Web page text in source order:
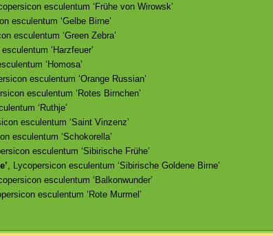
esculentum ‘Frühe von Wirowsk’
esculentum ‘Gelbe Birne’
esculentum ‘Green Zebra’
‘Harzfeuer’
‘Homosa’
esculentum ‘Orange Russian’
esculentum ‘Rotes Birnchen’
‘Ruthje’
esculentum ‘Saint Vinzenz’
esculentum ‘Schokorella’
esculentum ‘Sibirische Frühe’
, Lycopersicon esculentum ‘Sibirische Goldene Birne’
esculentum ‘Balkonwunder’
esculentum ‘Rote Murmel’